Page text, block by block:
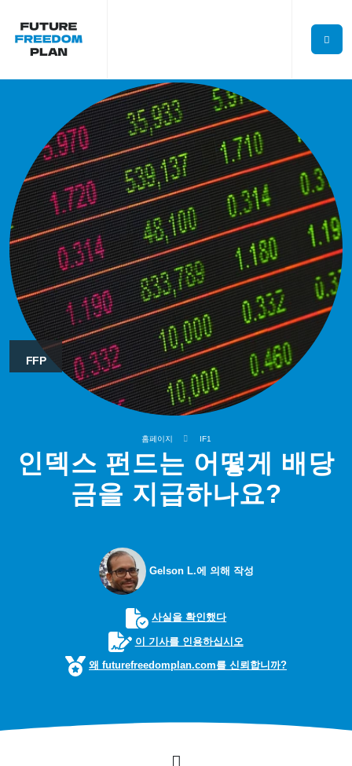
FFP
홈페이지 IF1
인덱스 펀드는 어떻게 배당
금을 지급하나요?
Gelson L.에 의해 작성
사실을 확인했다
이 기사를 인용하십시오
왜 futurefreedomplan.com를 신뢰합니까?